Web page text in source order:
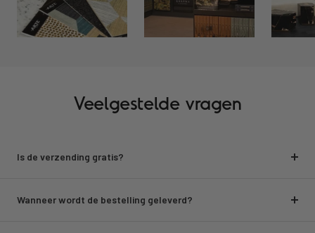
Veelgestelde vragen
Is de verzending gratis?
Wanneer wordt de bestelling geleverd?